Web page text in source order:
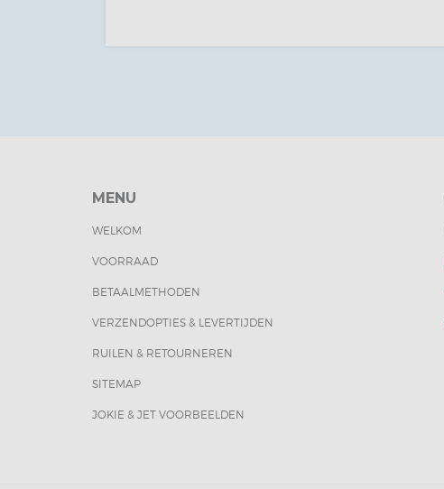
MENU
WELKOM
VOORRAAD
BETAALMETHODEN
VERZENDOPTIES & LEVERTIJDEN
RUILEN & RETOURNEREN
SITEMAP
JOKIE & JET VOORBEELDEN